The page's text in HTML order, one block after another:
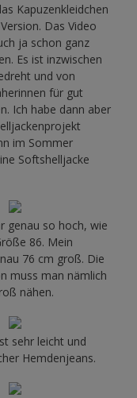
Kapuzenkleidchen
Das Video
ja schon ganz
Es ist inzwischen
und von
für gut
Ich habe dann aber
im Sommer
Softshelljacke
genau so hoch, wie
86. Mein
76 cm groß. Die
muss man nämlich
nähen.
sehr leicht und
Hemdenjeans.